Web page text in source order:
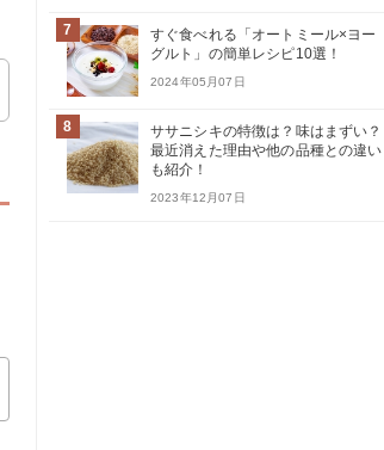
7
すぐ食べれる「オートミール×ヨー
グルト」の簡単レシピ10選！
2024年05月07日
8
ササニシキの特徴は？味はまずい？
最近消えた理由や他の品種との違い
も紹介！
2023年12月07日